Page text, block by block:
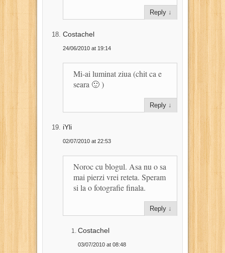
Reply ↓
Costachel
24/06/2010 at 19:14
Mi-ai luminat ziua (chit ca e
seara 🙂 )
Reply ↓
iYli
02/07/2010 at 22:53
Noroc cu blogul. Asa nu o sa
mai pierzi vrei reteta. Speram
si la o fotografie finala.
Reply ↓
Costachel
03/07/2010 at 08:48